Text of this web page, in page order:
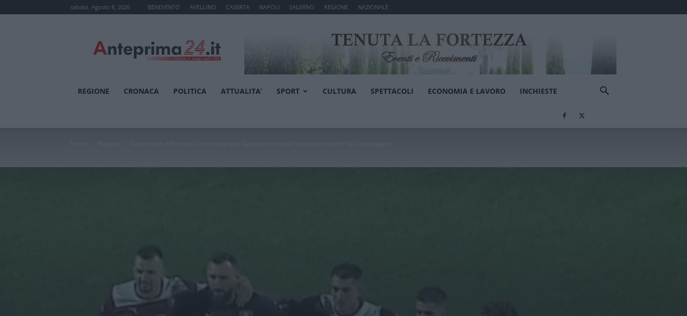
sabato, Agosto 8, 2026 BENEVENTO AVELLINO CASERTA NAPOLI SALERNO REGIONE NAZIONALE
REGIONE CRONACA POLITICA ATTUALITA’ SPORT CULTURA SPETTACOLI ECONOMIA E LAVORO INCHIESTE